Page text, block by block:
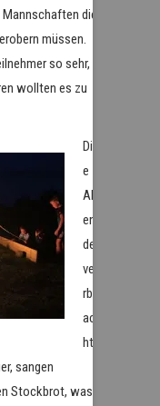
die
müssen.
so sehr,
wollten es zu
Di
e
Ab
en
de
ve
rbr
ac
ht
sangen
Stockbrot, was